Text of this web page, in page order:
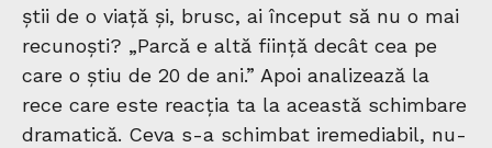
știi de o viață și, brusc, ai început să nu o mai
recunoști? „Parcă e altă ființă decât cea pe
care o știu de 20 de ani.” Apoi analizează la
rece care este reacția ta la această schimbare
dramatică. Ceva s-a schimbat iremediabil, nu-